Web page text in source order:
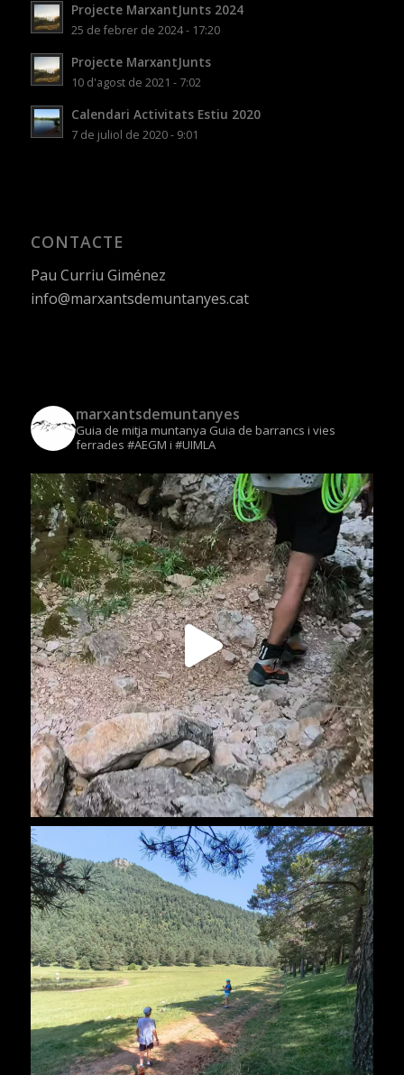
Projecte MarxantJunts 2024
25 de febrer de 2024 - 17:20
Projecte MarxantJunts
10 d'agost de 2021 - 7:02
Calendari Activitats Estiu 2020
7 de juliol de 2020 - 9:01
CONTACTE
Pau Curriu Giménez
info@marxantsdemuntanyes.cat
marxantsdemuntanyes
Guia de mitja muntanya Guia de barrancs i vies
ferrades #AEGM i #UIMLA